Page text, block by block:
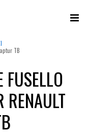
TB
FUSELLO
RENAULT